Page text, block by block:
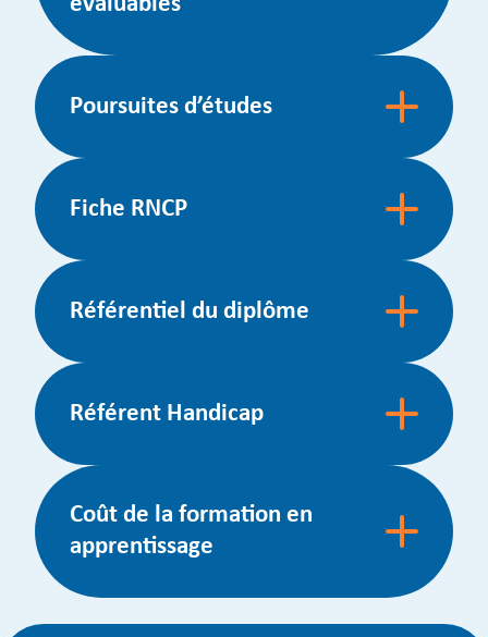
Poursuites d’études
Fiche RNCP
Référentiel du diplôme
Référent Handicap
Coût de la formation en
apprentissage